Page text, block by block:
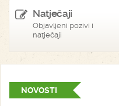
Natječaji
Objavljeni pozivi i
natječaji
NOVOSTI